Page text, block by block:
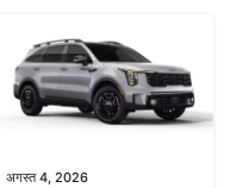
अगस्त 4, 2026